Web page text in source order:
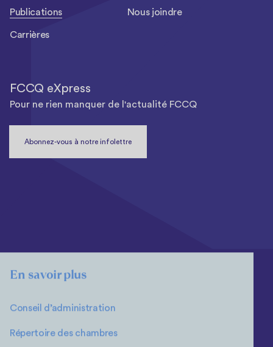
En savoir plus
Conseil d’administration
Répertoire des chambres
Publications Nous joindre
Carrières
FCCQ eXpress
Pour ne rien manquer de l'actualité FCCQ
Abonnez-vous à notre infolettre